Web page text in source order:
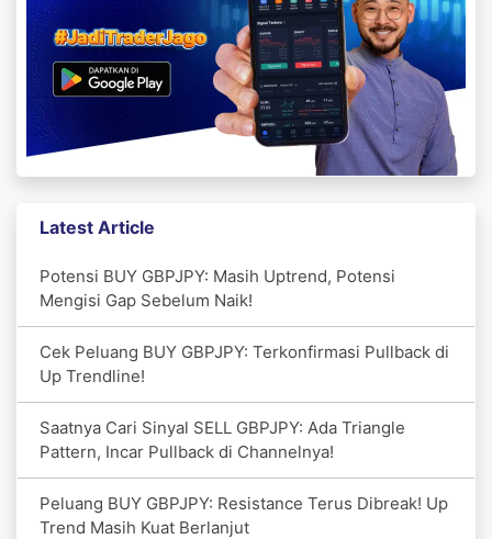
Latest Article
Potensi BUY GBPJPY: Masih Uptrend, Potensi
Mengisi Gap Sebelum Naik!
Cek Peluang BUY GBPJPY: Terkonfirmasi Pullback di
Up Trendline!
Saatnya Cari Sinyal SELL GBPJPY: Ada Triangle
Pattern, Incar Pullback di Channelnya!
Peluang BUY GBPJPY: Resistance Terus Dibreak! Up
Trend Masih Kuat Berlanjut